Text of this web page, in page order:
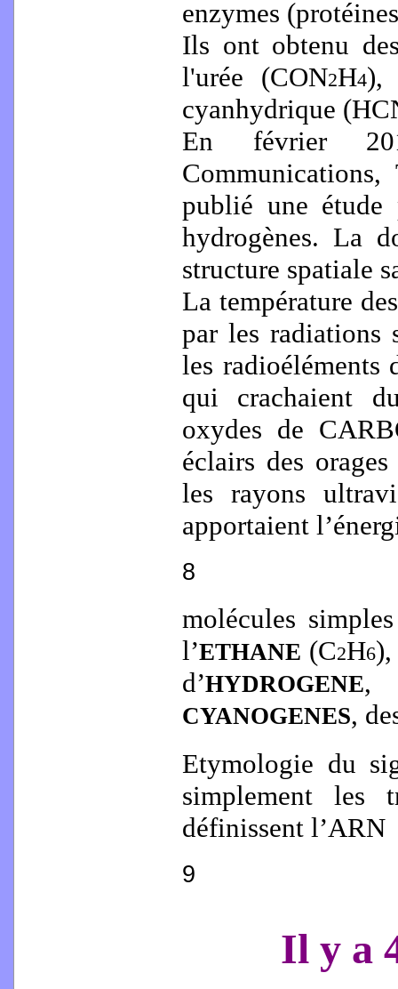
enzymes
Ils ont obtenu
l'urée (CON2H4),
cyanhydrique
En février
publié une étude
hydrogènes. La
structure spatiale
La température
par les radiations
les radioéléments
qui crachaient
oxydes de
éclairs des
les rayons
apportaient
8
molécules
l’ETHANE (C2H6),
d’HYDROGENE,
CYANOGENES,
Etymologie du
simplement les
définissent l’ARN
9
Il y a